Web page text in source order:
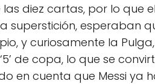
diez cartas, por lo que
superstición, esperaban
y curiosamente la
de copa, lo que se
en cuenta que Messi ya